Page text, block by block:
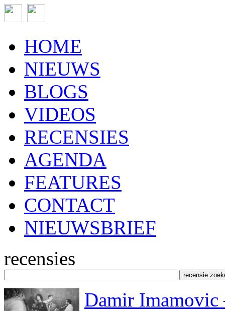
HOME
NIEUWS
BLOGS
VIDEOS
RECENSIES
AGENDA
FEATURES
CONTACT
NIEUWSBRIEF
recensies
Damir